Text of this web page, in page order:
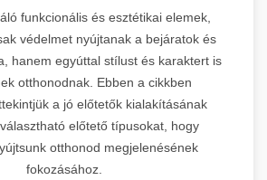
funkcionális és esztétikai elemek,
védelmet nyújtanak a bejáratok és
hanem egyúttal stílust és karaktert is
otthonodnak. Ebben a cikkben
a jó előtetők kialakításának
előtető típusokat, hogy
otthonod megjelenésének
fokozásához.